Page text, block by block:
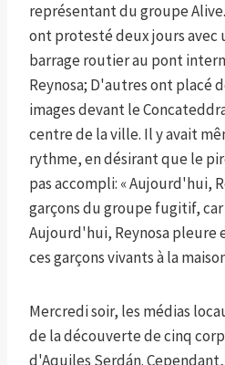
représentant du groupe
ont protesté deux jours avec
barrage routier au pont
Reynosa; D'autres ont placé
images devant le
centre de la ville. Il y avait
rythme, en désirant que le
pas accompli: « Aujourd'hui,
garçons du groupe fugitif,
Aujourd'hui, Reynosa pleure
ces garçons vivants à la
Mercredi soir, les médias
de la découverte de cinq
d'Aquiles Serdán.